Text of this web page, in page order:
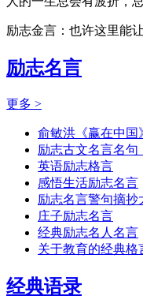
励志金言：也许这里能
励志名言
更多 >
俞敏洪《赢在中国
励志古文名言名句
英语励志格言
感悟生活励志名言
励志名言警句摘抄
庄子励志名言
经典励志名人名言
关于教育的经典格
经典语录